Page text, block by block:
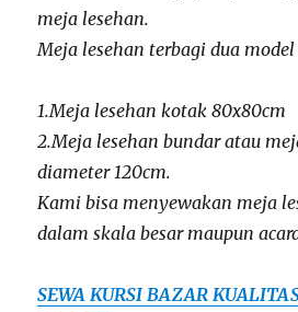
meja lesehan.
Meja lesehan terbagi dua model
1.Meja lesehan kotak 80x80cm
2.Meja lesehan bundar atau
diameter 120cm.
Kami bisa menyewakan meja
dalam skala besar maupun
SEWA KURSI BAZAR